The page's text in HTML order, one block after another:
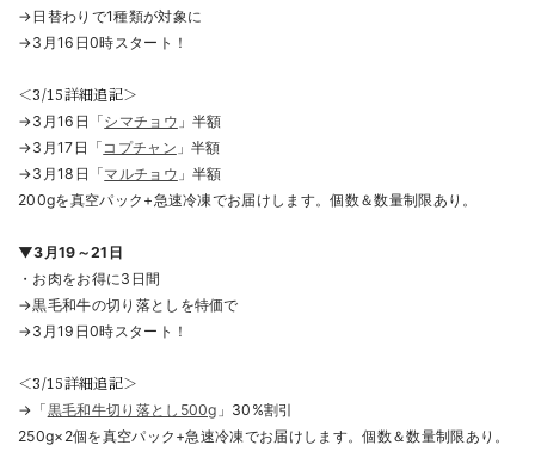
→日替わりで1種類が対象に
→3月16日0時スタート！
＜3/15詳細追記＞
→3月16日「シマチョウ 」半額
→3月17日「コプチャン 」半額
→3月18日「マルチョウ 」半額
200gを真空パック+急速冷凍でお届けします。個数＆数量制限あり。
▼3月19～21日
・お肉をお得に3日間
→黒毛和牛の切り落としを特価で
→3月19日0時スタート！
＜3/15詳細追記＞
​→「黒毛和牛切り落とし500g 」30%割引
250g×2個を真空パック+急速冷凍でお届けします。個数＆数量制限あり。